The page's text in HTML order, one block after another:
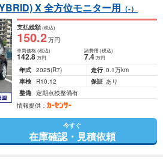
X 全方位モニター用 （-）
支払総額(税込)
150.2万円
車両価格(税込)
142.8万円
諸費用 (税込)
7.4 万円
年式 2025(R7) 走行 0.1万km
車検
R10.12 保証 あり
整備 定期点検整備有
情報提供：
今すぐ
在庫確認・見積依頼